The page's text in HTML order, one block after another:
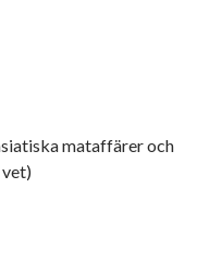
mataffärer och